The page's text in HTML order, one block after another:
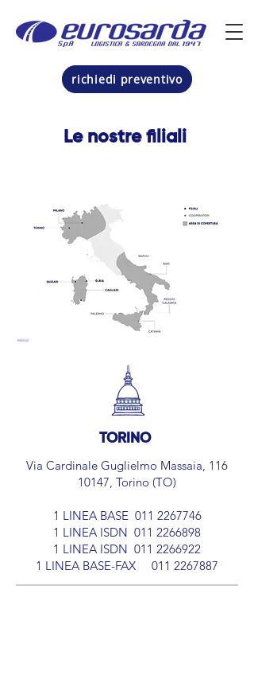
richiedi preventivo
Le nostre filiali
TORINO
Via Cardinale Guglielmo Massaia, 116
10147, Torino (TO)
1 LINEA BASE 011 2267746
1 LINEA ISDN 011 2266898
1 LINEA ISDN 011 2266922
​1 LINEA BASE-FAX 011 2267887